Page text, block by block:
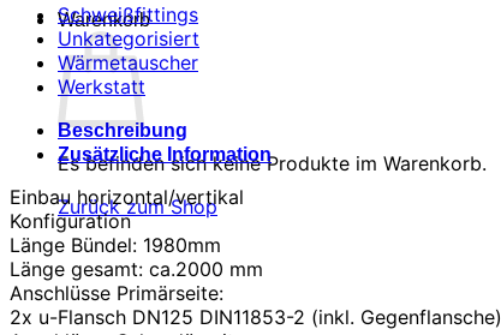
Warenkorb
Es befinden sich keine Produkte im Warenkorb.
Zurück zum Shop
Schweißfittings
Unkategorisiert
Wärmetauscher
Werkstatt
Beschreibung
Zusätzliche Information
Einbau horizontal/vertikal
Konfiguration
Länge Bündel: 1980mm
Länge gesamt: ca.2000 mm
Anschlüsse Primärseite:
2x u-Flansch DN125 DIN11853-2 (inkl. Gegenflansche)